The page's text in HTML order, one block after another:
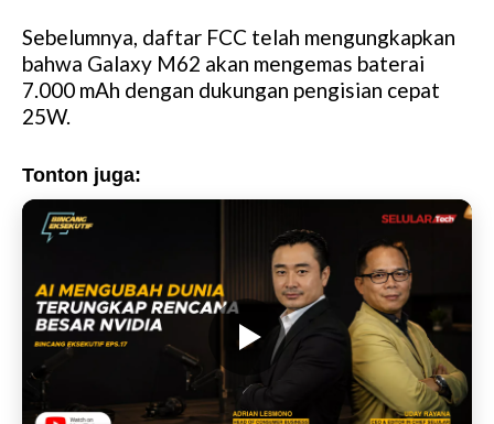
Sebelumnya, daftar FCC telah mengungkapkan
bahwa Galaxy M62 akan mengemas baterai
7.000 mAh dengan dukungan pengisian cepat
25W.
Tonton juga: